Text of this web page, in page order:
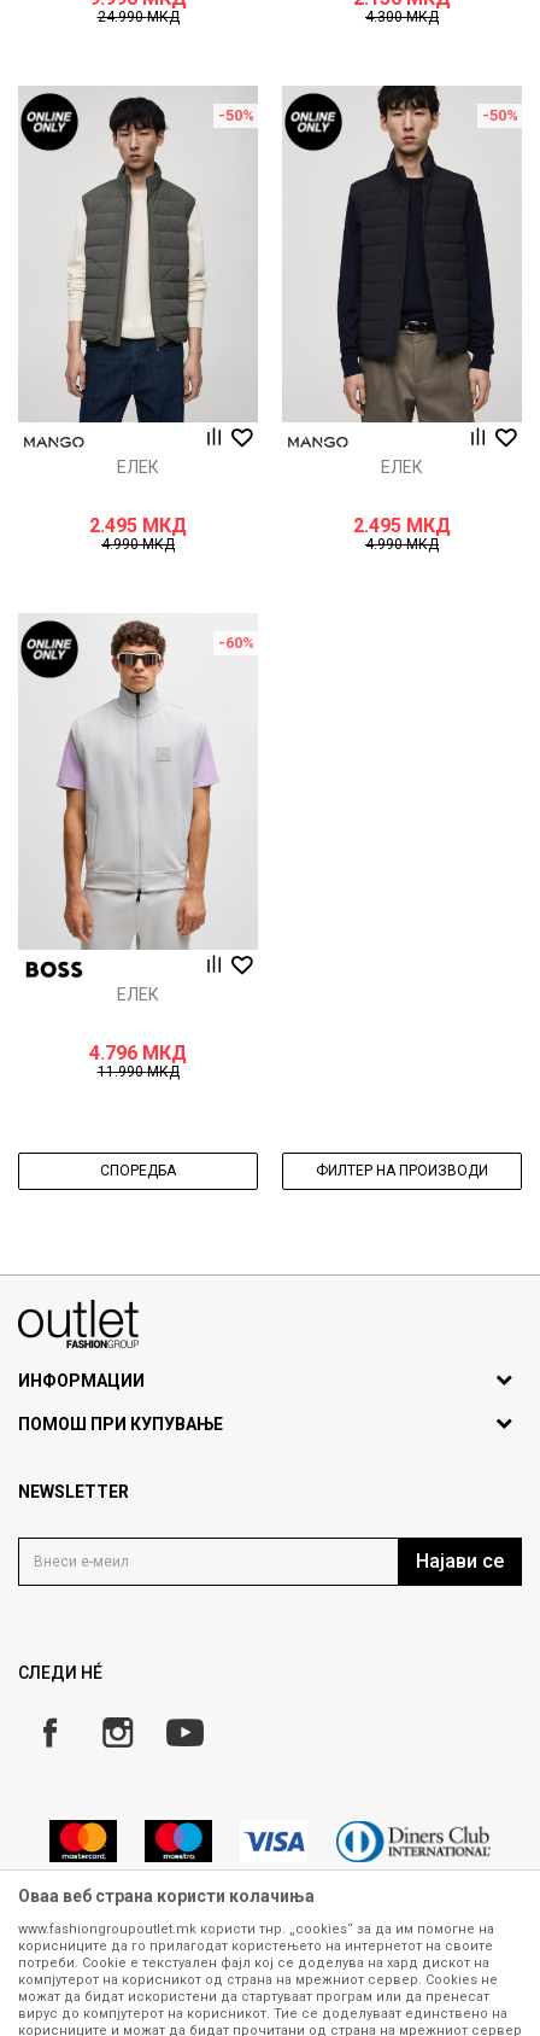
24.990МКД 4.300МКД
-50%
ЕЛЕК
2.495 МКД
4.990МКД
-50%
ЕЛЕК
2.495 МКД
4.990МКД
-60%
ЕЛЕК
4.796 МКД
11.990МКД
СПОРЕДБА ФИЛТЕР НА ПРОИЗВОДИ
ИНФОРМАЦИИ
За нас
Продавница
Кариера
ПОМОШ ПРИ КУПУВАЊЕ
Политика на приватност
Како да купите
Замена и рефундација на производи
Плаќање
NEWSLETTER
Најави се
СЛЕДИ НÉ
Сите информации околу производите кои се изложени на нашата
онлајн продавница се стремиме да бидат конкретни, точни и прецизни,
меѓутоа не можеме да гарантираме дека се без ниту една грешка или
пак дека сите производи во моментот се достапни на залиха.
Оваа веб страна користи колачиња
www.fashiongroupoutlet.mk користи тнр. „cookies“ за да им помогне на
корисниците да го прилагодат користењето на интернетот на своите
потреби. Cookie е текстуален фајл кој се доделува на хард дискот на
компјутерот на корисникот од страна на мрежниот сервер. Cookies не
можат да бидат искористени да стартуваат програм или да пренесат
вирус до компјутерот на корисникот. Тие се доделуваат единствено на
корисниците и можат да бидат прочитани од страна на мрежниот сервер